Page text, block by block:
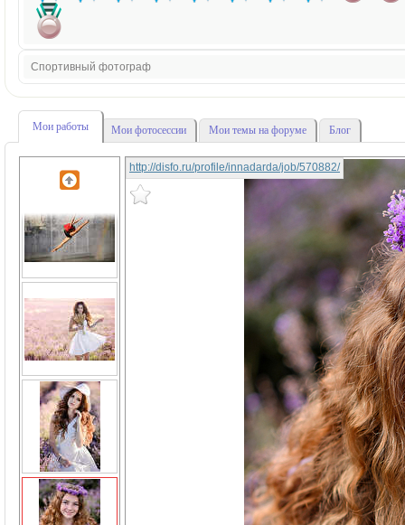
Спортивный фотограф
Мои работы Мои фотосессии Мои темы на форуме Блог
http://disfo.ru/profile/innadarda/job/570882/